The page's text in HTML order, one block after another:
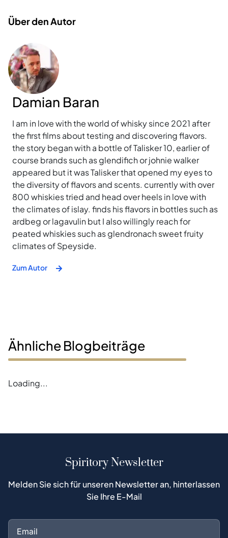
Über den Autor
Damian Baran
I am in love with the world of whisky since 2021 after
the first films about testing and discovering flavors.
the story began with a bottle of Talisker 10, earlier of
course brands such as glendifich or johnie walker
appeared but it was Talisker that opened my eyes to
the diversity of flavors and scents. currently with over
800 whiskies tried and head over heels in love with
the climates of islay. finds his flavors in bottles such as
ardbeg or lagavulin but I also willingly reach for
peated whiskies such as glendronach sweet fruity
climates of Speyside.
Zum Autor
Ähnliche Blogbeiträge
Error loading blogs
Spiritory Newsletter
Melden Sie sich für unseren Newsletter an, hinterlassen
Sie Ihre E-Mail